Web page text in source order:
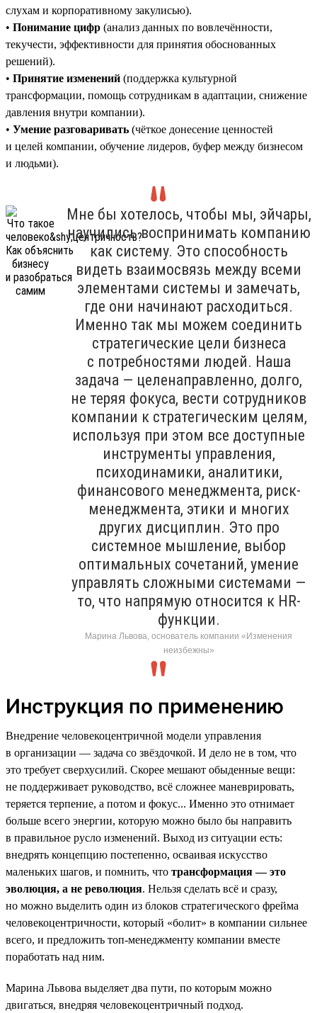
слухам и корпоративному закулисью).
• Понимание цифр (анализ данных по вовлечённости,
текучести, эффективности для принятия обоснованных
решений).
• Принятие изменений (поддержка культурной
трансформации, помощь сотрудникам в адаптации, снижение
давления внутри компании).
• Умение разговаривать (чёткое донесение ценностей
и целей компании, обучение лидеров, буфер между бизнесом
и людьми).
Мне бы хотелось, чтобы мы, эйчары,
научились воспринимать компанию
как систему. Это способность
видеть взаимосвязь между всеми
элементами системы и замечать,
где они начинают расходиться.
Именно так мы можем соединить
стратегические цели бизнеса
с потребностями людей. Наша
задача — целенаправленно, долго,
не теряя фокуса, вести сотрудников
компании к стратегическим целям,
используя при этом все доступные
инструменты управления,
психодинамики, аналитики,
финансового менеджмента, риск-
менеджмента, этики и многих
других дисциплин. Это про
системное мышление, выбор
оптимальных сочетаний, умение
управлять сложными системами —
то, что напрямую относится к HR-
функции.
Марина Львова, основатель компании «Изменения
неизбежны»
Инструкция по применению
Внедрение человекоцентричной модели управления
в организации — задача со звёздочкой. И дело не в том, что
это требует сверхусилий. Скорее мешают обыденные вещи:
не поддерживает руководство, всё сложнее маневрировать,
теряется терпение, а потом и фокус... Именно это отнимает
больше всего энергии, которую можно было бы направить
в правильное русло изменений. Выход из ситуации есть:
внедрять концепцию постепенно, осваивая искусство
маленьких шагов, и помнить, что трансформация — это
эволюция, а не революция. Нельзя сделать всё и сразу,
но можно выделить один из блоков стратегического фрейма
человекоцентричности, который «болит» в компании сильнее
всего, и предложить топ-менеджменту компании вместе
поработать над ним.
Марина Львова выделяет два пути, по которым можно
двигаться, внедряя человекоцентричный подход.